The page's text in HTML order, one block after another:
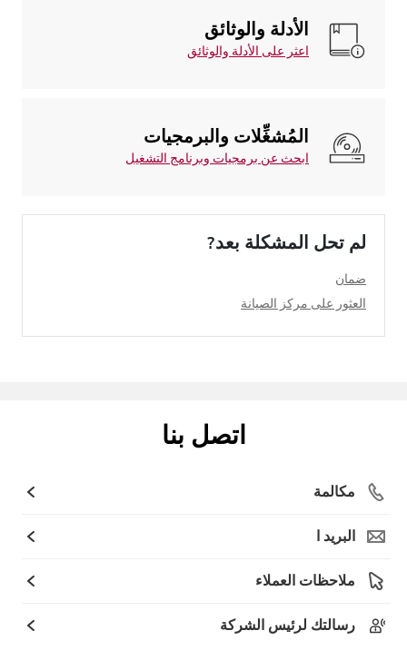
الأدلة والوثائق
اعثر على الأدلة والوثائق
المُشغِّلات والبرمجيات
ابحث عن برمجيات وبرنامج التشغيل
لم تحل المشكلة بعد?
ضمان
العثور على مركز الصيانة
اتصل بنا
مكالمة
البريد ا
ملاحظات العملاء
رسالتك لرئيس الشركة